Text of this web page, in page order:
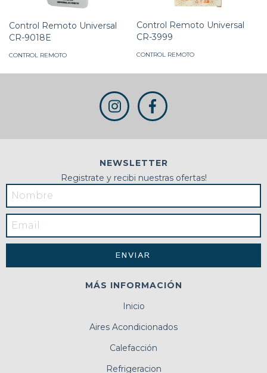
Control Remoto Universal
CR-9018E
CONTROL REMOTO
Control Remoto Universal
CR-3999
CONTROL REMOTO
NEWSLETTER
Registrate y recibi nuestras ofertas!
MÁS INFORMACIÓN
Inicio
Aires Acondicionados
Calefacción
Refrigeracion